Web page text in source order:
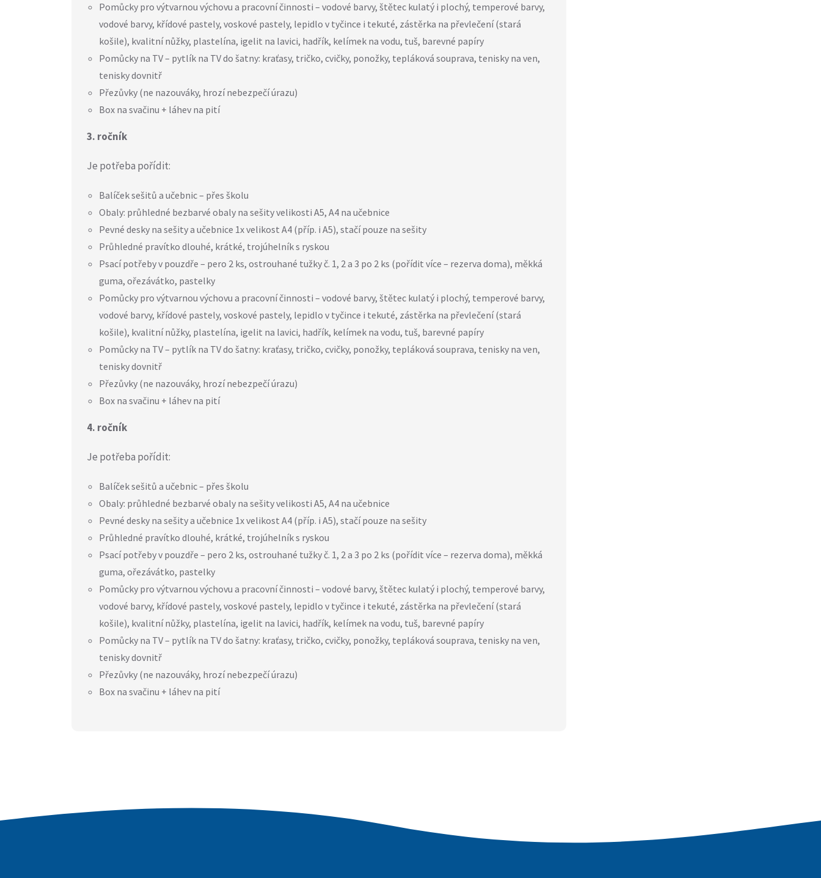
Pomůcky pro výtvarnou výchovu a pracovní činnosti – vodové barvy, štětec kulatý i plochý, temperové barvy,
vodové barvy, křídové pastely, voskové pastely, lepidlo v tyčince i tekuté, zástěrka na převlečení (stará
košile), kvalitní nůžky, plastelína, igelit na lavici, hadřík, kelímek na vodu, tuš, barevné papíry
Pomůcky na TV – pytlík na TV do šatny: kraťasy, tričko, cvičky, ponožky, tepláková souprava, tenisky na ven,
tenisky dovnitř
Přezůvky (ne nazouváky, hrozí nebezpečí úrazu)
Box na svačinu + láhev na pití
3. ročník
Je potřeba pořídit:
Balíček sešitů a učebnic – přes školu
Obaly: průhledné bezbarvé obaly na sešity velikosti A5, A4 na učebnice
Pevné desky na sešity a učebnice 1x velikost A4 (příp. i A5), stačí pouze na sešity
Průhledné pravítko dlouhé, krátké, trojúhelník s ryskou
Psací potřeby v pouzdře – pero 2 ks, ostrouhané tužky č. 1, 2 a 3 po 2 ks (pořídit více – rezerva doma), měkká
guma, ořezávátko, pastelky
Pomůcky pro výtvarnou výchovu a pracovní činnosti – vodové barvy, štětec kulatý i plochý, temperové barvy,
vodové barvy, křídové pastely, voskové pastely, lepidlo v tyčince i tekuté, zástěrka na převlečení (stará
košile), kvalitní nůžky, plastelína, igelit na lavici, hadřík, kelímek na vodu, tuš, barevné papíry
Pomůcky na TV – pytlík na TV do šatny: kraťasy, tričko, cvičky, ponožky, tepláková souprava, tenisky na ven,
tenisky dovnitř
Přezůvky (ne nazouváky, hrozí nebezpečí úrazu)
Box na svačinu + láhev na pití
4. ročník
Je potřeba pořídit:
Balíček sešitů a učebnic – přes školu
Obaly: průhledné bezbarvé obaly na sešity velikosti A5, A4 na učebnice
Pevné desky na sešity a učebnice 1x velikost A4 (příp. i A5), stačí pouze na sešity
Průhledné pravítko dlouhé, krátké, trojúhelník s ryskou
Psací potřeby v pouzdře – pero 2 ks, ostrouhané tužky č. 1, 2 a 3 po 2 ks (pořídit více – rezerva doma), měkká
guma, ořezávátko, pastelky
Pomůcky pro výtvarnou výchovu a pracovní činnosti – vodové barvy, štětec kulatý i plochý, temperové barvy,
vodové barvy, křídové pastely, voskové pastely, lepidlo v tyčince i tekuté, zástěrka na převlečení (stará
košile), kvalitní nůžky, plastelína, igelit na lavici, hadřík, kelímek na vodu, tuš, barevné papíry
Pomůcky na TV – pytlík na TV do šatny: kraťasy, tričko, cvičky, ponožky, tepláková souprava, tenisky na ven,
tenisky dovnitř
Přezůvky (ne nazouváky, hrozí nebezpečí úrazu)
Box na svačinu + láhev na pití